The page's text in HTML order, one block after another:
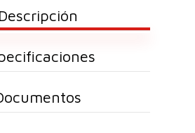
Descripción